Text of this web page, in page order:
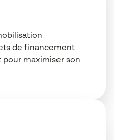
de financement
maximiser son